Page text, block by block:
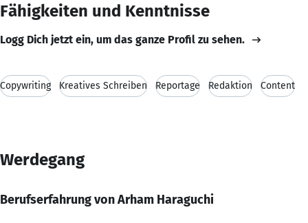
Fähigkeiten und Kenntnisse
Logg Dich jetzt ein, um das ganze Profil zu sehen.
Copywriting Kreatives Schreiben Reportage Redaktion Content
Werdegang
Berufserfahrung von Arham Haraguchi